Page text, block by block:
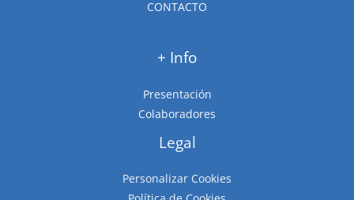
CONTACTO
+ Info
Presentación
Colaboradores
Legal
Personalizar Cookies